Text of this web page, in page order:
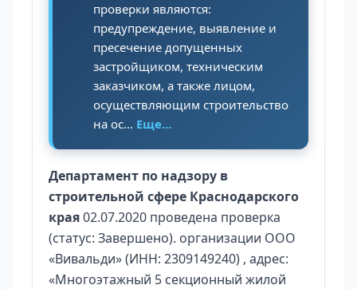
проверки являются:
предупреждение, выявление и
пресечение допущенных
застройщиком, техническим
заказчиком, а также лицом,
осуществляющим строительство
на ос... Еще...
Департамент по надзору в
строительной сфере Краснодарского
края02.07.2020 проведена проверка
(статус: Завершено). организации ООО
«Вивальди» (ИНН: 2309149240) , адрес:
«Многоэтажный 5 секционный жилой